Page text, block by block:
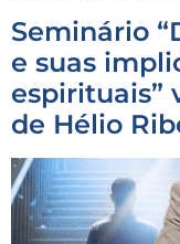
Seminário
e suas
espirituais”
de Hélio